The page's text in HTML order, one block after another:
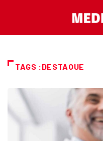
TAGS :DESTAQUE